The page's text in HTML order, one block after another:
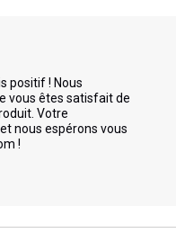
positif ! Nous
vous êtes satisfait de
Votre
nous espérons vous
!